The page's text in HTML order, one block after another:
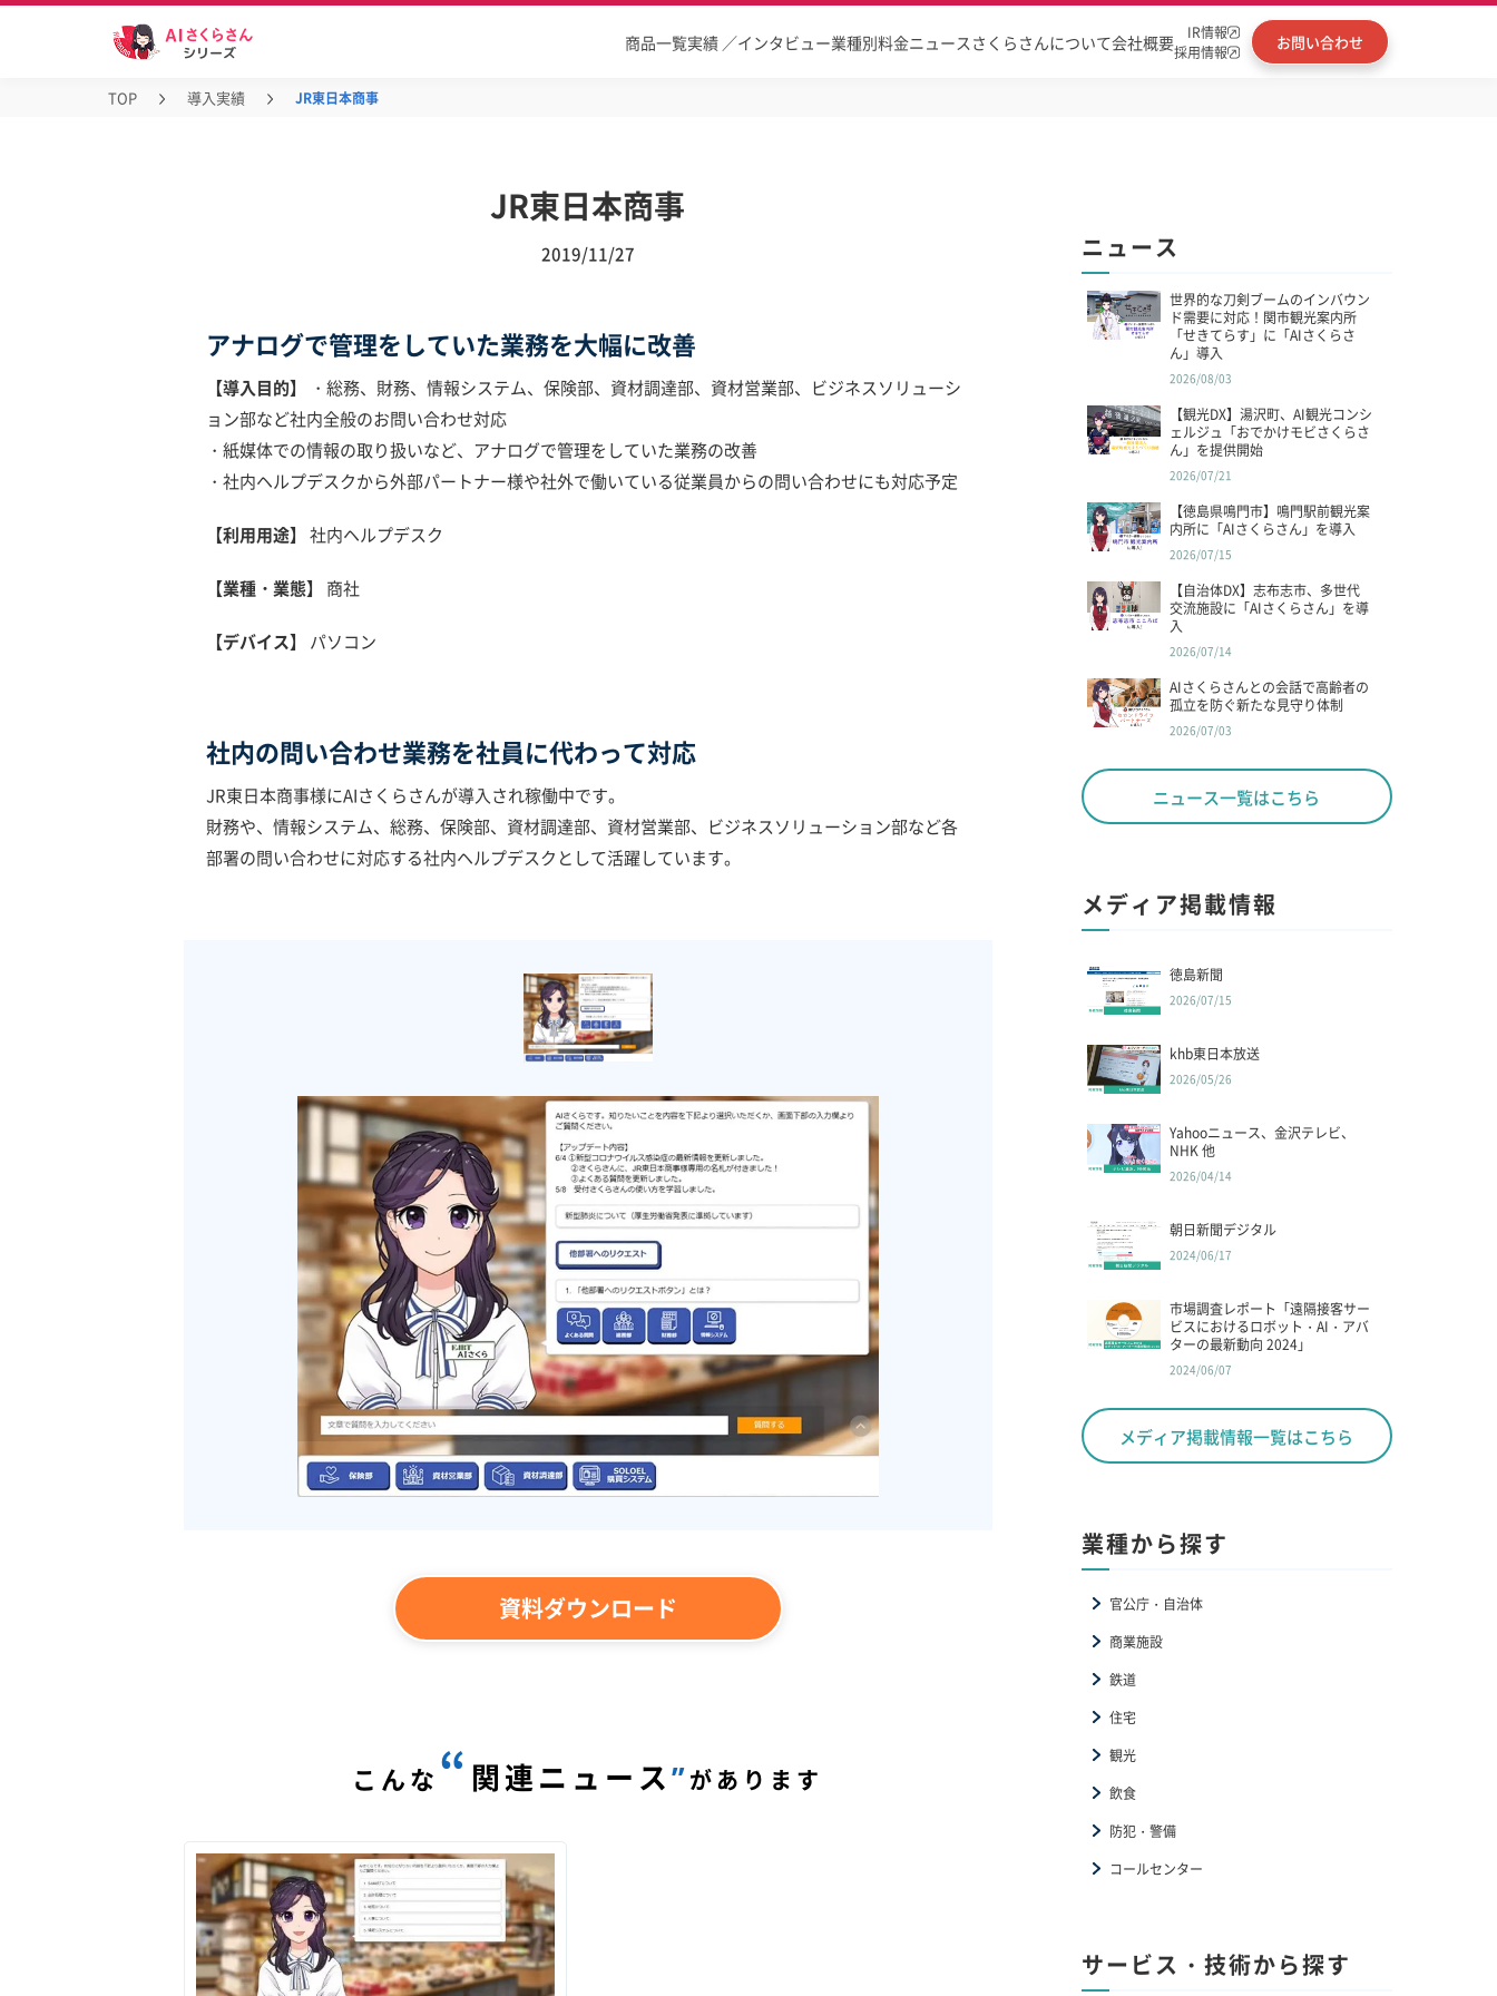
商品一覧実績 ／インタビュー業種別料金ニュース さくらさんについて会社概要
IR情報
採用情報
お問い合わせ
TOP 導入実績 JR東日本商事
JR東日本商事
2019/11/27
アナログで管理をしていた業務を大幅に改善
【導入目的】
・総務、財務、情報システム、保険部、資材調達部、資材営業部、ビジネスソリューシ
ョン部など社内全般のお問い合わせ対応
・紙媒体での情報の取り扱いなど、アナログで管理をしていた業務の改善
・社内ヘルプデスクから外部パートナー様や社外で働いている従業員からの問い合わせにも対応予定
【利用用途】 社内ヘルプデスク
【業種・業態】 商社
【デバイス】 パソコン
社内の問い合わせ業務を社員に代わって対応
JR東日本商事様にAIさくらさんが導入され稼働中です。
財務や、情報システム、総務、保険部、資材調達部、資材営業部、ビジネスソリューション部など各
部署の問い合わせに対応する社内ヘルプデスクとして活躍しています。
資料ダウンロード
こんな “ 関連ニュース”があります
ニュース
世界的な刀剣ブームのインバウン
ド需要に対応！関市観光案内所
「せきてらす」に「AIさくらさ
ん」導入
2026/08/03
【観光DX】湯沢町、AI観光コンシ
ェルジュ「おでかけモビさくらさ
ん」を提供開始
2026/07/21
【徳島県鳴門市】鳴門駅前観光案
内所に「AIさくらさん」を導入
2026/07/15
【自治体DX】志布志市、多世代
交流施設に「AIさくらさん」を導
入
2026/07/14
AIさくらさんとの会話で高齢者の
孤立を防ぐ新たな見守り体制
2026/07/03
ニュース一覧はこちら
メディア掲載情報
徳島新聞
2026/07/15
khb東日本放送
2026/05/26
Yahooニュース、金沢テレビ、
NHK 他
2026/04/14
朝日新聞デジタル
2024/06/17
市場調査レポート「遠隔接客サー
ビスにおけるロボット・AI・アバ
ターの最新動向 2024」
2024/06/07
メディア掲載情報一覧はこちら
業種から探す
官公庁・自治体
商業施設
鉄道
住宅
観光
飲食
防犯・警備
コールセンター
サービス・技術から探す